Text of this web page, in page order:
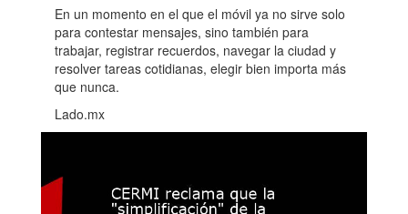
En un momento en el que el móvil ya no sirve solo
para contestar mensajes, sino también para
trabajar, registrar recuerdos, navegar la ciudad y
resolver tareas cotidianas, elegir bien importa más
que nunca.
Lado.mx